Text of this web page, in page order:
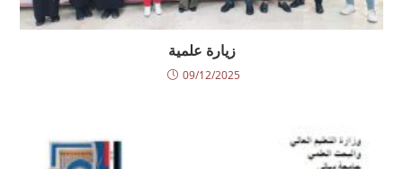
زيارة علمية
09/12/2025